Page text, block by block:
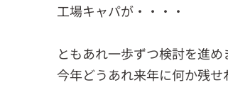
工場キャパが・・・・
ともあれ一歩ずつ検討を進め
今年どうあれ来年に何か残せ